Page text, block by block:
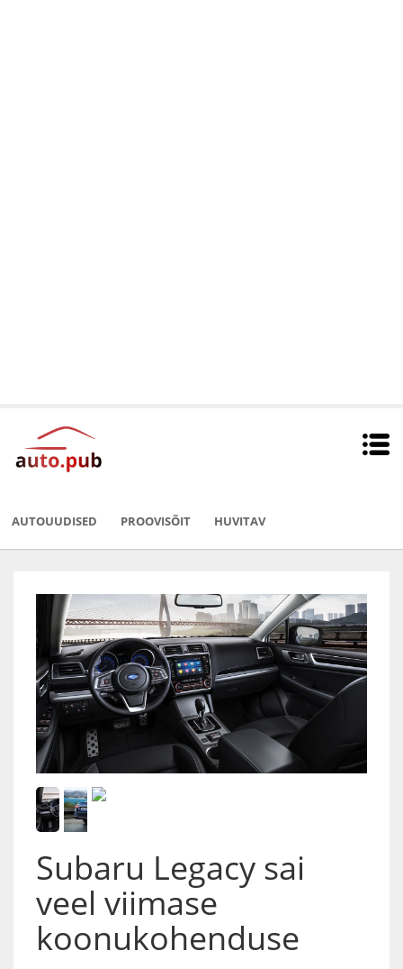
AUTOUUDISED PROOVISÕIT HUVITAV
Subaru Legacy sai
veel viimase
koonukohenduse